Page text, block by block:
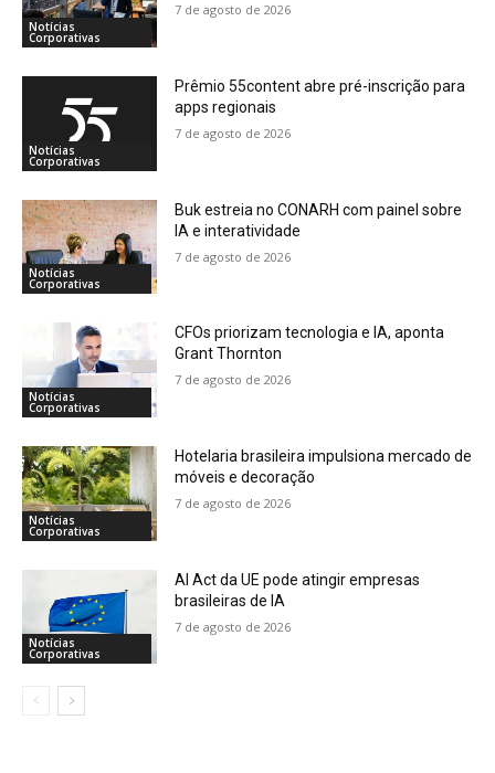
Notícias
Corporativas
7 de agosto de 2026
Notícias
Corporativas
Prêmio 55content abre pré-inscrição para
apps regionais
7 de agosto de 2026
Notícias
Corporativas
Buk estreia no CONARH com painel sobre
IA e interatividade
7 de agosto de 2026
Notícias
Corporativas
CFOs priorizam tecnologia e IA, aponta
Grant Thornton
7 de agosto de 2026
Notícias
Corporativas
Hotelaria brasileira impulsiona mercado de
móveis e decoração
7 de agosto de 2026
Notícias
Corporativas
AI Act da UE pode atingir empresas
brasileiras de IA
7 de agosto de 2026